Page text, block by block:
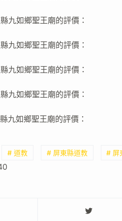
九如鄉聖王廟的評價：
九如鄉聖王廟的評價：
九如鄉聖王廟的評價：
九如鄉聖王廟的評價：
九如鄉聖王廟的評價：
# 道教 # 屏東縣道教 # 屏